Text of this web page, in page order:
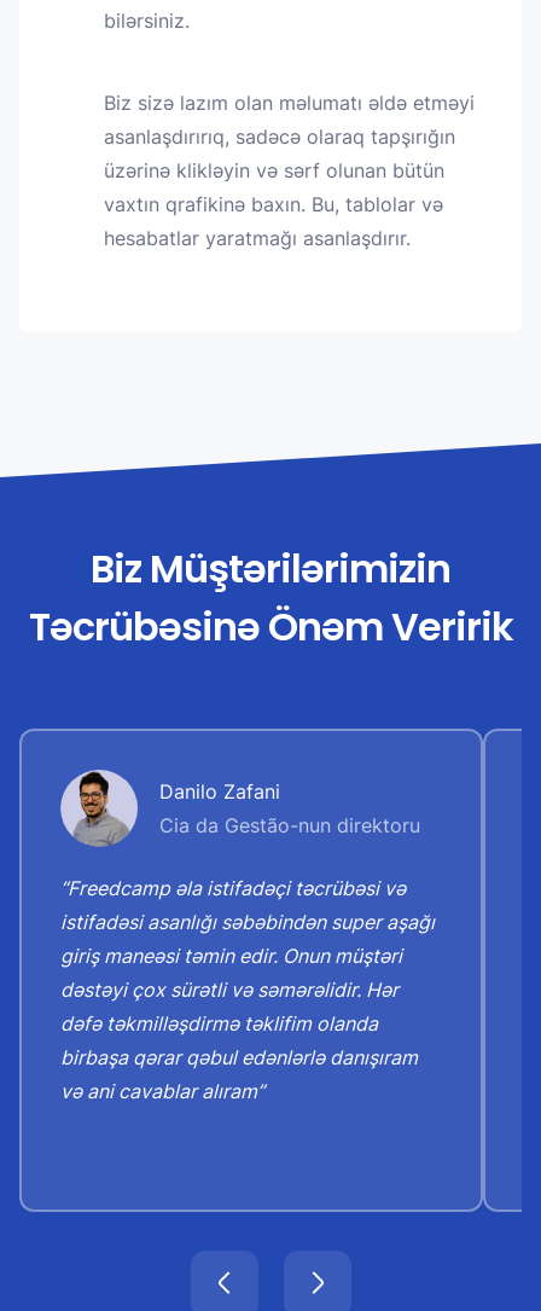
bilərsiniz.
Biz sizə lazım olan məlumatı əldə etməyi
asanlaşdırırıq, sadəcə olaraq tapşırığın
üzərinə klikləyin və sərf olunan bütün
vaxtın qrafikinə baxın. Bu, tablolar və
hesabatlar yaratmağı asanlaşdırır.
Biz Müştərilərimizin
Təcrübəsinə Önəm Veririk
Danilo Zafani
Cia da Gestão-nun direktoru
“Freedcamp əla istifadəçi təcrübəsi və
istifadəsi asanlığı səbəbindən super aşağı
giriş maneəsi təmin edir. Onun müştəri
dəstəyi çox sürətli və səmərəlidir. Hər
dəfə təkmilləşdirmə təklifim olanda
birbaşa qərar qəbul edənlərlə danışıram
və ani cavablar alıram”